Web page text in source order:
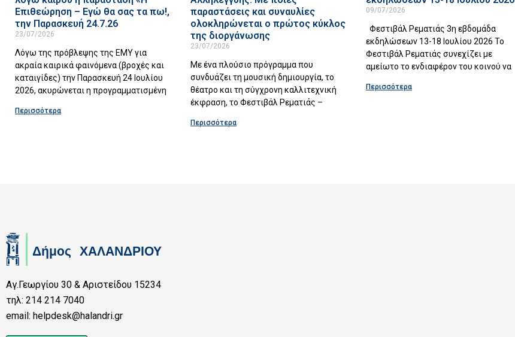
Επιθεώρηση – Εγώ θα σας τα πω!,
την Παρασκευή 24.7.26
23/07/2026
Λόγω της πρόβλεψης της ΕΜΥ για
ακραία καιρικά φαινόμενα (βροχές και
καταιγίδες) την Παρασκευή 24 Ιουλίου
2026, ακυρώνεται η προγραμματισμένη
Περισσότερα
παραστάσεις και συναυλίες
ολοκληρώνεται ο πρώτος κύκλος
της διοργάνωσης
23/07/2026
Με ένα πλούσιο πρόγραμμα που
συνδυάζει τη μουσική δημιουργία, το
θέατρο και τη σύγχρονη καλλιτεχνική
έκφραση, το Φεστιβάλ Ρεματιάς –
Περισσότερα
09/07/2026
Φεστιβάλ Ρεματιάς 3η εβδομάδα
εκδηλώσεων 13-18 Ιουλίου 2026 Το
Φεστιβάλ Ρεματιάς συνεχίζει με
αμείωτο το ενδιαφέρον του κοινού να
Περισσότερα
Αγ.Γεωργίου 30 & Αριστείδου 15234
τηλ: 214 214 7040
email: helpdesk@halandri.gr